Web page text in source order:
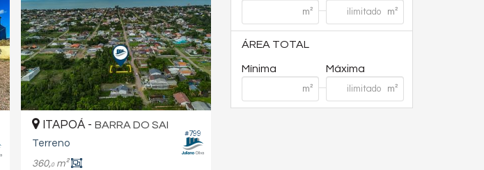
ÁREA TOTAL
Mínima Máxima
#799
ITAPOÁ - BARRA DO SAI
Terreno
360,0m²